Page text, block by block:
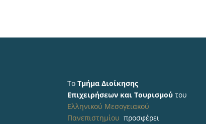
ΤοΤμήμα Διοίκησης
Επιχειρήσεων και Τουρισμούτου
Ελληνικού Μεσογειακού
Πανεπιστημίου προσφέρει